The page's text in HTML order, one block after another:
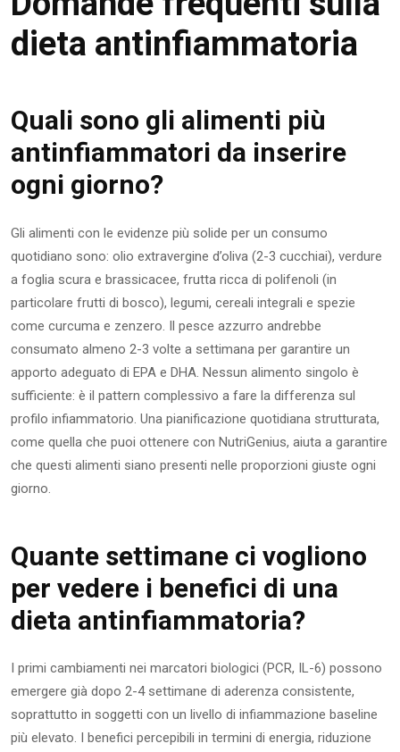
dieta antinfiammatoria
Quali sono gli alimenti più
antinfiammatori da inserire
ogni giorno?
Gli alimenti con le evidenze più solide per un consumo
quotidiano sono: olio extravergine d’oliva (2-3 cucchiai), verdure
a foglia scura e brassicacee, frutta ricca di polifenoli (in
particolare frutti di bosco), legumi, cereali integrali e spezie
come curcuma e zenzero. Il pesce azzurro andrebbe
consumato almeno 2-3 volte a settimana per garantire un
apporto adeguato di EPA e DHA. Nessun alimento singolo è
sufficiente: è il pattern complessivo a fare la differenza sul
profilo infiammatorio. Una pianificazione quotidiana strutturata,
come quella che puoi ottenere con NutriGenius, aiuta a garantire
che questi alimenti siano presenti nelle proporzioni giuste ogni
giorno.
Quante settimane ci vogliono
per vedere i benefici di una
dieta antinfiammatoria?
I primi cambiamenti nei marcatori biologici (PCR, IL-6) possono
emergere già dopo 2-4 settimane di aderenza consistente,
soprattutto in soggetti con un livello di infiammazione baseline
più elevato. I benefici percepibili in termini di energia, riduzione